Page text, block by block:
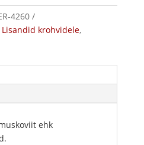
4260
Lisandid krohvidele,
ehk